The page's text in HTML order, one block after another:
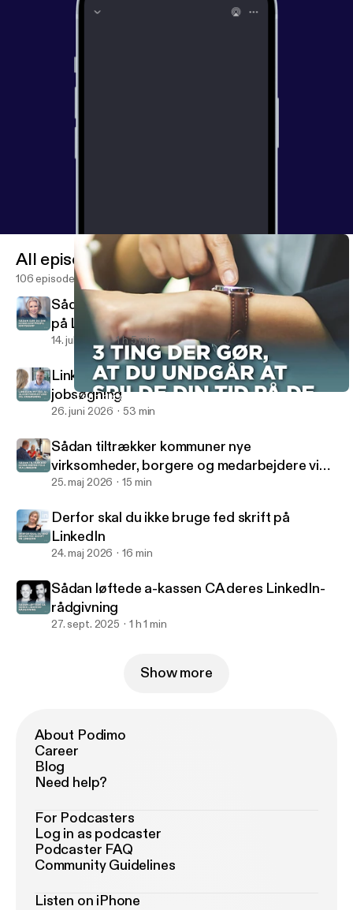
3 ting der gør, at du undgår at spilde din tid på de flinke kunder
Social Selling Radio
All episodes
106 episodes
Sådan gør du din konsulentprofil knivskarp
på LinkedIn
14. juli 2026 1 h 5 min
LinkedIn-myter, AI, algoritmehustling og
jobsøgning
26. juni 2026 53 min
Sådan tiltrækker kommuner nye
virksomheder, borgere og medarbejdere via
LinkedIn
25. maj 2026 15 min
Derfor skal du ikke bruge fed skrift på
LinkedIn
24. maj 2026 16 min
Sådan løftede a-kassen CA deres LinkedIn-
rådgivning
27. sept. 2025 1 h 1 min
Show more
About Podimo
Career
Blog
Need help?
For Podcasters
Log in as podcaster
Podcaster FAQ
Community Guidelines
Listen on iPhone